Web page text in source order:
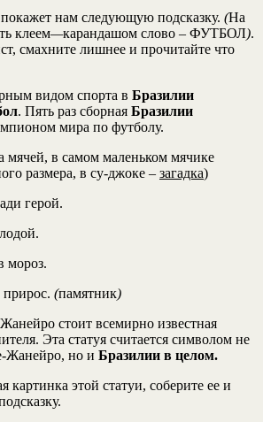
нам следующую подсказку. (На
клеем—карандашом слово – ФУТБОЛ).
смахните лишнее и прочитайте что
видом спорта в Бразилии
. Пять раз сборная Бразилии
мира по футболу.
мячей, в самом маленьком мячике
размера, в су-джоке – загадка)
герой.
мороз.
(памятник)
стоит всемирно известная
Эта статуя считается символом не
Жанейро, но и Бразилии в целом.
картинка этой статуи, соберите ее и